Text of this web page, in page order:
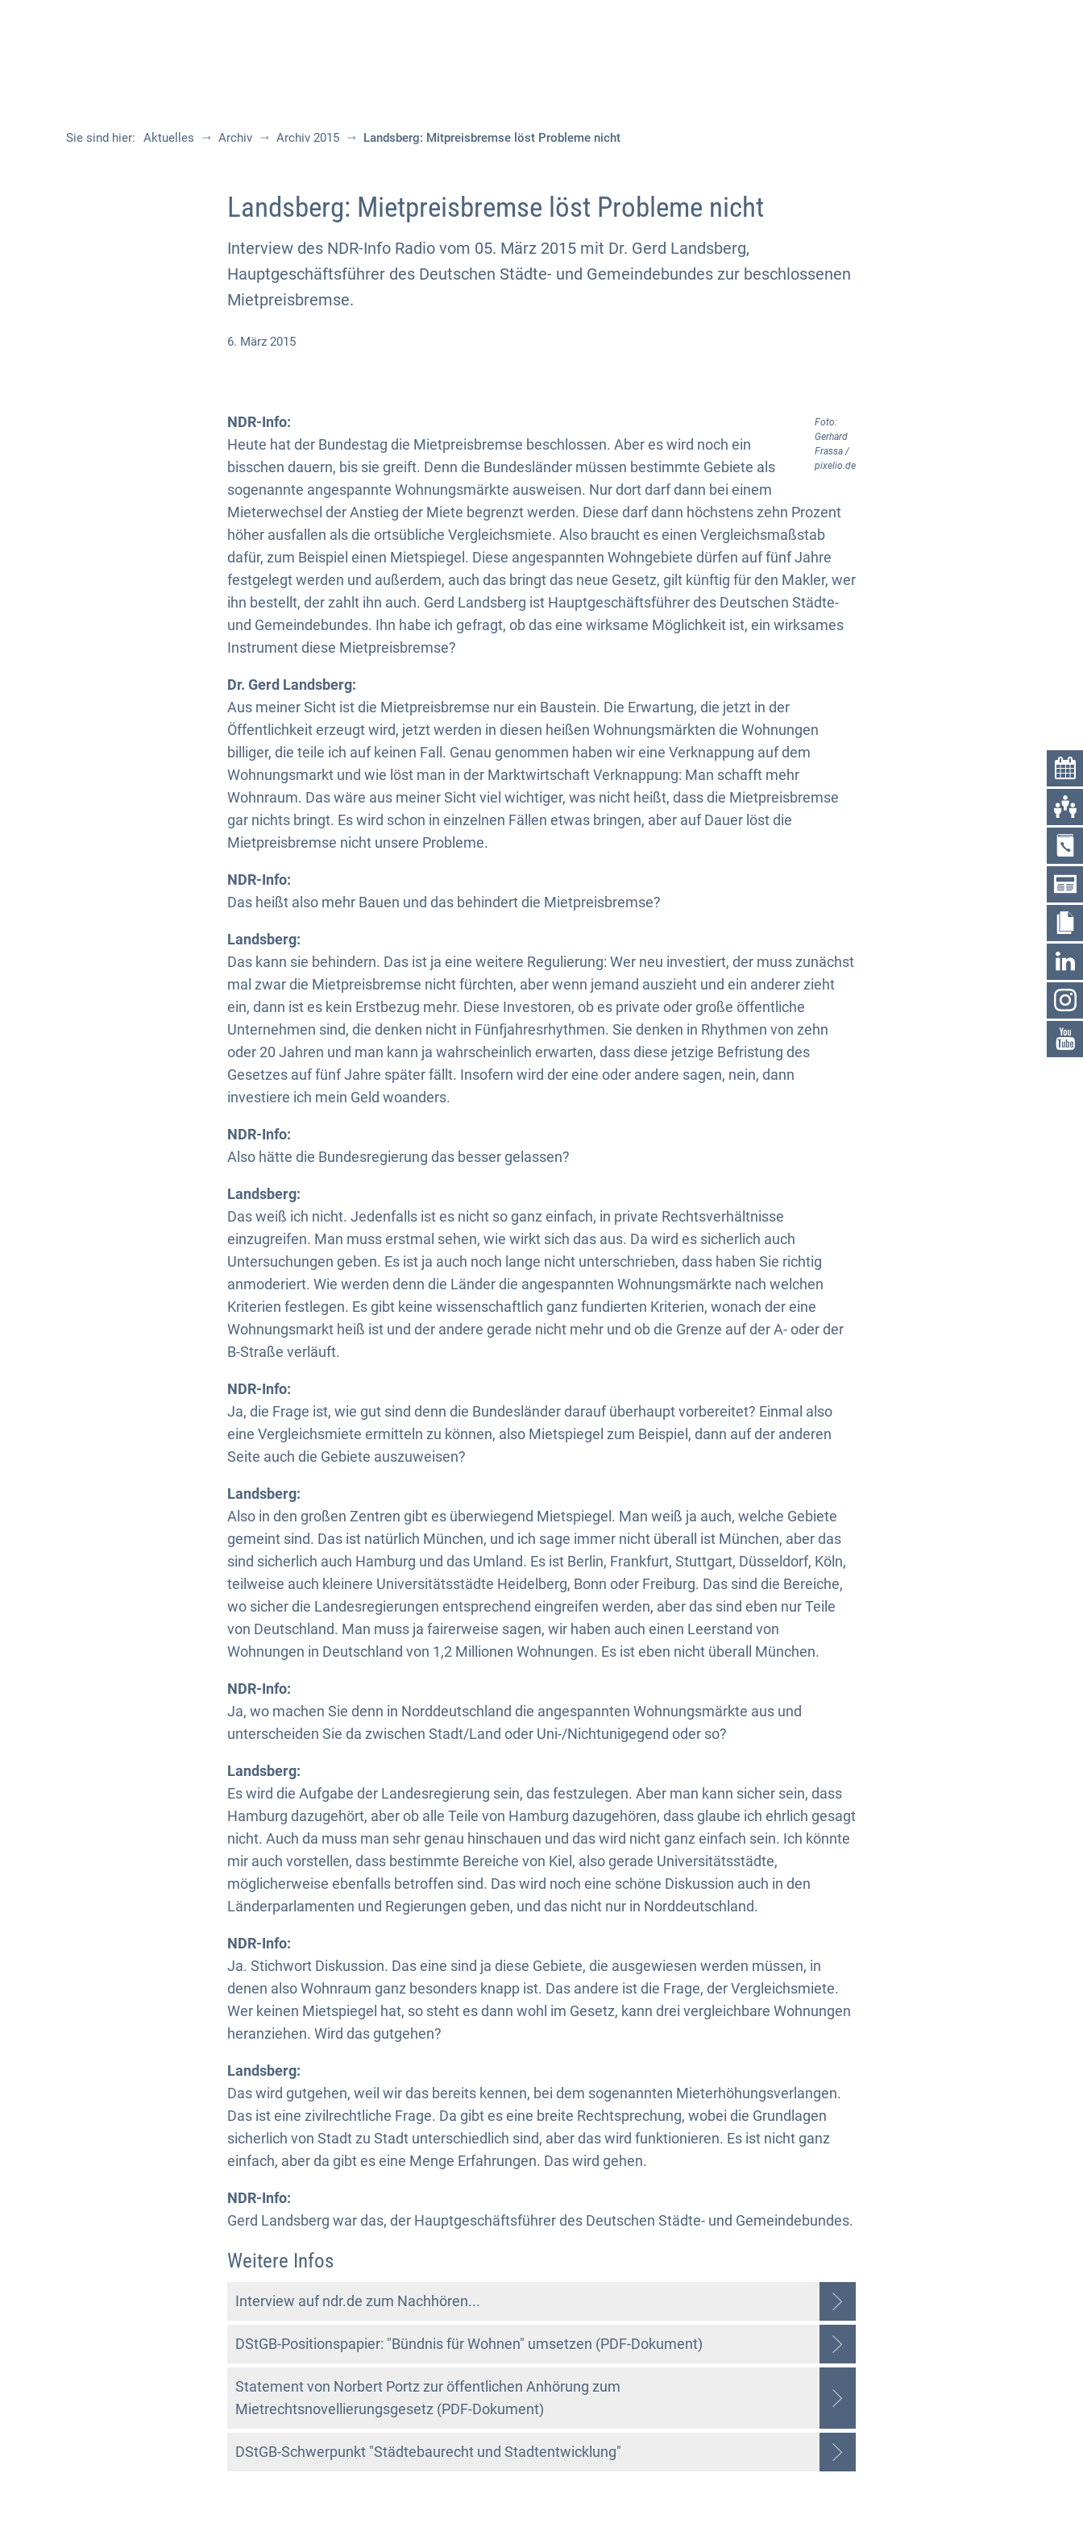
Sie sind hier: Aktuelles Archiv Archiv 2015 Landsberg: Mitpreisbremse löst Probleme nicht
Landsberg: Mietpreisbremse löst Probleme nicht
Interview des NDR-Info Radio vom 05. März 2015 mit Dr. Gerd Landsberg,
Hauptgeschäftsführer des Deutschen Städte- und Gemeindebundes zur beschlossenen
Mietpreisbremse.
6. März 2015
Foto:
Gerhard
Frassa /
pixelio.de
NDR-Info:
Heute hat der Bundestag die Mietpreisbremse beschlossen. Aber es wird noch ein
bisschen dauern, bis sie greift. Denn die Bundesländer müssen bestimmte Gebiete als
sogenannte angespannte Wohnungsmärkte ausweisen. Nur dort darf dann bei einem
Mieterwechsel der Anstieg der Miete begrenzt werden. Diese darf dann höchstens zehn Prozent
höher ausfallen als die ortsübliche Vergleichsmiete. Also braucht es einen Vergleichsmaßstab
dafür, zum Beispiel einen Mietspiegel. Diese angespannten Wohngebiete dürfen auf fünf Jahre
festgelegt werden und außerdem, auch das bringt das neue Gesetz, gilt künftig für den Makler, wer
ihn bestellt, der zahlt ihn auch. Gerd Landsberg ist Hauptgeschäftsführer des Deutschen Städte-
und Gemeindebundes. Ihn habe ich gefragt, ob das eine wirksame Möglichkeit ist, ein wirksames
Instrument diese Mietpreisbremse?
Dr. Gerd Landsberg:
Aus meiner Sicht ist die Mietpreisbremse nur ein Baustein. Die Erwartung, die jetzt in der
Öffentlichkeit erzeugt wird, jetzt werden in diesen heißen Wohnungsmärkten die Wohnungen
billiger, die teile ich auf keinen Fall. Genau genommen haben wir eine Verknappung auf dem
Wohnungsmarkt und wie löst man in der Marktwirtschaft Verknappung: Man schafft mehr
Wohnraum. Das wäre aus meiner Sicht viel wichtiger, was nicht heißt, dass die Mietpreisbremse
gar nichts bringt. Es wird schon in einzelnen Fällen etwas bringen, aber auf Dauer löst die
Mietpreisbremse nicht unsere Probleme.
NDR-Info:
Das heißt also mehr Bauen und das behindert die Mietpreisbremse?
Landsberg:
Das kann sie behindern. Das ist ja eine weitere Regulierung: Wer neu investiert, der muss zunächst
mal zwar die Mietpreisbremse nicht fürchten, aber wenn jemand auszieht und ein anderer zieht
ein, dann ist es kein Erstbezug mehr. Diese Investoren, ob es private oder große öffentliche
Unternehmen sind, die denken nicht in Fünfjahresrhythmen. Sie denken in Rhythmen von zehn
oder 20 Jahren und man kann ja wahrscheinlich erwarten, dass diese jetzige Befristung des
Gesetzes auf fünf Jahre später fällt. Insofern wird der eine oder andere sagen, nein, dann
investiere ich mein Geld woanders.
NDR-Info:
Also hätte die Bundesregierung das besser gelassen?
Landsberg:
Das weiß ich nicht. Jedenfalls ist es nicht so ganz einfach, in private Rechtsverhältnisse
einzugreifen. Man muss erstmal sehen, wie wirkt sich das aus. Da wird es sicherlich auch
Untersuchungen geben. Es ist ja auch noch lange nicht unterschrieben, dass haben Sie richtig
anmoderiert. Wie werden denn die Länder die angespannten Wohnungsmärkte nach welchen
Kriterien festlegen. Es gibt keine wissenschaftlich ganz fundierten Kriterien, wonach der eine
Wohnungsmarkt heiß ist und der andere gerade nicht mehr und ob die Grenze auf der A- oder der
B-Straße verläuft.
NDR-Info:
Ja, die Frage ist, wie gut sind denn die Bundesländer darauf überhaupt vorbereitet? Einmal also
eine Vergleichsmiete ermitteln zu können, also Mietspiegel zum Beispiel, dann auf der anderen
Seite auch die Gebiete auszuweisen?
Landsberg:
Also in den großen Zentren gibt es überwiegend Mietspiegel. Man weiß ja auch, welche Gebiete
gemeint sind. Das ist natürlich München, und ich sage immer nicht überall ist München, aber das
sind sicherlich auch Hamburg und das Umland. Es ist Berlin, Frankfurt, Stuttgart, Düsseldorf, Köln,
teilweise auch kleinere Universitätsstädte Heidelberg, Bonn oder Freiburg. Das sind die Bereiche,
wo sicher die Landesregierungen entsprechend eingreifen werden, aber das sind eben nur Teile
von Deutschland. Man muss ja fairerweise sagen, wir haben auch einen Leerstand von
Wohnungen in Deutschland von 1,2 Millionen Wohnungen. Es ist eben nicht überall München.
NDR-Info:
Ja, wo machen Sie denn in Norddeutschland die angespannten Wohnungsmärkte aus und
unterscheiden Sie da zwischen Stadt/Land oder Uni-/Nichtunigegend oder so?
Landsberg:
Es wird die Aufgabe der Landesregierung sein, das festzulegen. Aber man kann sicher sein, dass
Hamburg dazugehört, aber ob alle Teile von Hamburg dazugehören, dass glaube ich ehrlich gesagt
nicht. Auch da muss man sehr genau hinschauen und das wird nicht ganz einfach sein. Ich könnte
mir auch vorstellen, dass bestimmte Bereiche von Kiel, also gerade Universitätsstädte,
möglicherweise ebenfalls betroffen sind. Das wird noch eine schöne Diskussion auch in den
Länderparlamenten und Regierungen geben, und das nicht nur in Norddeutschland.
NDR-Info:
Ja. Stichwort Diskussion. Das eine sind ja diese Gebiete, die ausgewiesen werden müssen, in
denen also Wohnraum ganz besonders knapp ist. Das andere ist die Frage, der Vergleichsmiete.
Wer keinen Mietspiegel hat, so steht es dann wohl im Gesetz, kann drei vergleichbare Wohnungen
heranziehen. Wird das gutgehen?
Landsberg:
Das wird gutgehen, weil wir das bereits kennen, bei dem sogenannten Mieterhöhungsverlangen.
Das ist eine zivilrechtliche Frage. Da gibt es eine breite Rechtsprechung, wobei die Grundlagen
sicherlich von Stadt zu Stadt unterschiedlich sind, aber das wird funktionieren. Es ist nicht ganz
einfach, aber da gibt es eine Menge Erfahrungen. Das wird gehen.
NDR-Info:
Gerd Landsberg war das, der Hauptgeschäftsführer des Deutschen Städte- und Gemeindebundes.
Weitere Infos
Interview auf ndr.de zum Nachhören...
DStGB-Positionspapier: "Bündnis für Wohnen" umsetzen (PDF-Dokument)
Statement von Norbert Portz zur öffentlichen Anhörung zum
Mietrechtsnovellierungsgesetz (PDF-Dokument)
DStGB-Schwerpunkt "Städtebaurecht und Stadtentwicklung"